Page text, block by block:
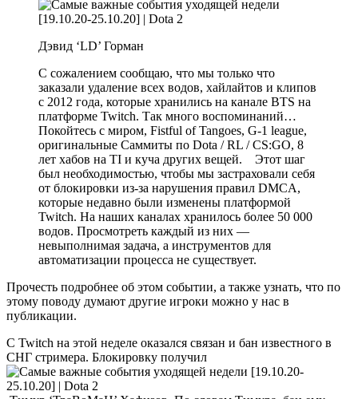
Дэвид ‘LD’ Горман
С сожалением сообщаю, что мы только что
заказали удаление всех водов, хайлайтов и клипов
с 2012 года, которые хранились на канале BTS на
платформе Twitch. Так много воспоминаний…
Покойтесь с миром, Fistful of Tangoes, G-1 league,
оригинальные Саммиты по Dota / RL / CS:GO, 8
лет хабов на TI и куча других вещей. Этот шаг
был необходимостью, чтобы мы застраховали себя
от блокировки из-за нарушения правил DMCA,
которые недавно были изменены платформой
Twitch. На наших каналах хранилось более 50 000
водов. Просмотреть каждый из них —
невыполнимая задача, а инструментов для
автоматизации процесса не существует.
Прочесть подробнее об этом событии, а также узнать, что по
этому поводу думают другие игроки можно у нас в
публикации.
С Twitch на этой неделе оказался связан и бан известного в
СНГ стримера. Блокировку получил